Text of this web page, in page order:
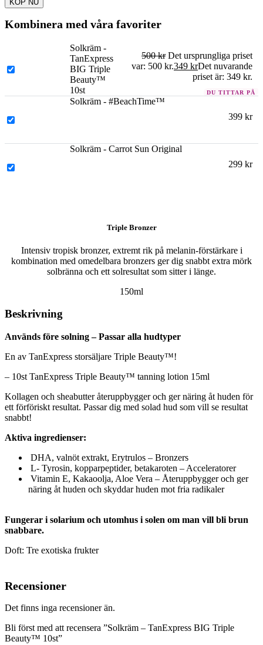
KÖP NU
Kombinera med våra favoriter
Solkräm -
TanExpress
BIG Triple
Beauty™
10st
500kr Det ursprungliga priset
var: 500 kr.349 krDet nuvarande
priset är: 349 kr.
Solkräm - #BeachTime™
399 kr
Solkräm - Carrot Sun Original
299 kr
Triple Bronzer
Intensiv tropisk bronzer, extremt rik på melanin-förstärkare i
kombination med omedelbara bronzers ger dig snabbt extra mörk
solbränna och ett solresultat som sitter i länge.
150ml
Beskrivning
Används före solning – Passar alla hudtyper
En av TanExpress storsäljare Triple Beauty™!
– 10st TanExpress Triple Beauty™ tanning lotion 15ml
Kollagen och sheabutter återuppbygger och ger näring åt huden för
ett förföriskt resultat. Passar dig med solad hud som vill se resultat
snabbt!
Aktiva ingredienser:
DHA, valnöt extrakt, Erytrulos – Bronzers
L- Tyrosin, kopparpeptider, betakaroten – Acceleratorer
Vitamin E, Kakaoolja, Aloe Vera – Återuppbygger och ger
näring åt huden och skyddar huden mot fria radikaler
Fungerar i solarium och utomhus i solen om man vill bli brun
snabbare.
Doft: Tre exotiska frukter
Recensioner
Det finns inga recensioner än.
Bli först med att recensera ”Solkräm – TanExpress BIG Triple
Beauty™ 10st”